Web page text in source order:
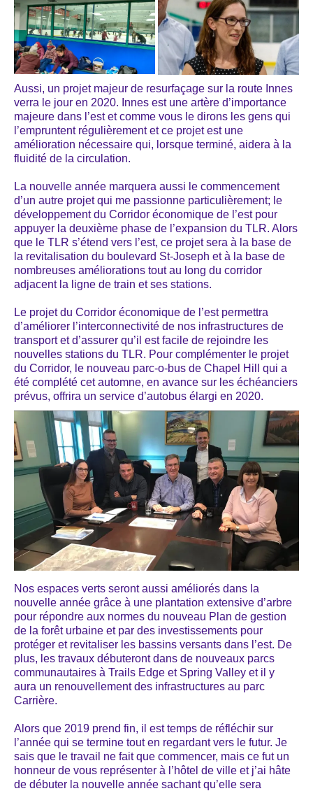
Aussi, un projet majeur de resurfaçage sur la route Innes
verra le jour en 2020. Innes est une artère d’importance
majeure dans l’est et comme vous le dirons les gens qui
l’empruntent régulièrement et ce projet est une
amélioration nécessaire qui, lorsque terminé, aidera à la
fluidité de la circulation.
La nouvelle année marquera aussi le commencement
d’un autre projet qui me passionne particulièrement; le
développement du Corridor économique de l’est pour
appuyer la deuxième phase de l’expansion du TLR. Alors
que le TLR s’étend vers l’est, ce projet sera à la base de
la revitalisation du boulevard St-Joseph et à la base de
nombreuses améliorations tout au long du corridor
adjacent la ligne de train et ses stations.
Le projet du Corridor économique de l’est permettra
d’améliorer l’interconnectivité de nos infrastructures de
transport et d’assurer qu’il est facile de rejoindre les
nouvelles stations du TLR. Pour complémenter le projet
du Corridor, le nouveau parc-o-bus de Chapel Hill qui a
été complété cet automne, en avance sur les échéanciers
prévus, offrira un service d’autobus élargi en 2020.
Nos espaces verts seront aussi améliorés dans la
nouvelle année grâce à une plantation extensive d’arbre
pour répondre aux normes du nouveau Plan de gestion
de la forêt urbaine et par des investissements pour
protéger et revitaliser les bassins versants dans l’est. De
plus, les travaux débuteront dans de nouveaux parcs
communautaires à Trails Edge et Spring Valley et il y
aura un renouvellement des infrastructures au parc
Carrière.
Alors que 2019 prend fin, il est temps de réfléchir sur
l’année qui se termine tout en regardant vers le futur. Je
sais que le travail ne fait que commencer, mais ce fut un
honneur de vous représenter à l’hôtel de ville et j’ai hâte
de débuter la nouvelle année sachant qu’elle sera